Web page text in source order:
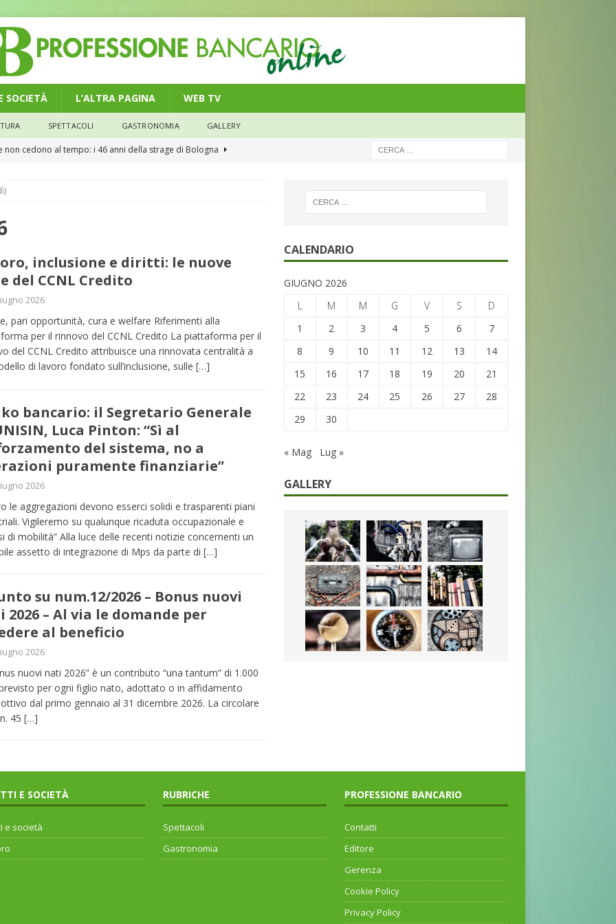
SOCIETÀ L’ALTRA PAGINA WEB TV
SPETTACOLI GASTRONOMIA GALLERY
non cedono al tempo: i 46 anni della strage di Bologna
modello di equilibrio nel credito. Debiti più leggeri e rate sotto
in denaro, ma anche i benefit aziendali
caregiver: la sfida quotidiana dell’assistenza tra ferie e rinunce
inclusione e diritti: le nuove
del CCNL Credito
2026
pari opportunità, cura e welfare Riferimenti alla
per il rinnovo del CCNL Credito La piattaforma per il
del CCNL Credito attribuisce una rinnovata centralità a
di lavoro fondato sull’inclusione, sulle […]
bancario: il Segretario Generale
Luca Pinton: “Sì al
del sistema, no a
puramente finanziarie”
2026
le aggregazioni devono esserci solidi e trasparenti piani
Vigileremo su qualunque ricaduta occupazionale e
di mobilità” Alla luce delle recenti notizie concernenti un
assetto di integrazione di Mps da parte di […]
su num.12/2026 – Bonus nuovi
2026 – Al via le domande per
al beneficio
2026
nuovi nati 2026” è un contributo “una tantum” di 1.000
per ogni figlio nato, adottato o in affidamento
dal primo gennaio al 31 dicembre 2026. La circolare
45 […]
CALENDARIO
GIUGNO 2026
L
M M G V S
D
1
2 3 4 5 6
7
8
9 10 11 12 13
14
15
16 17 18 19 20
21
22
23 24 25 26 27
28
29
30
« Mag Lug »
GALLERY
E SOCIETÀ
e società
RUBRICHE
Spettacoli
Gastronomia
PROFESSIONE BANCARIO
Contatti
Editore
Gerenza
Cookie Policy
Privacy Policy